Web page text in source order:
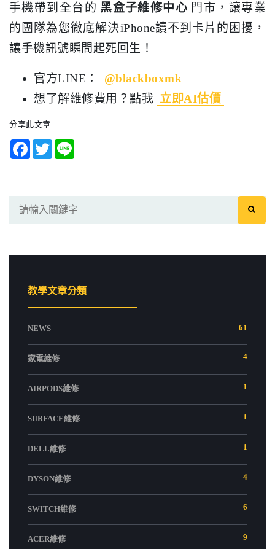
手機帶到全台的 黑盒子維修中心 門市，讓專業
的團隊為您徹底解決iPhone讀不到卡片的困擾，
讓手機訊號瞬間起死回生！
官方LINE：
@blackboxmk
想了解維修費用？點我 立即AI估價
分享此文章
Facebook
Twitter
教學文章分類
NEWS 61
家電維修 4
AIRPODS維修 1
SURFACE維修 1
DELL維修 1
DYSON維修 4
SWITCH維修 6
ACER維修 9